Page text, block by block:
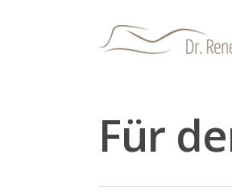
Für